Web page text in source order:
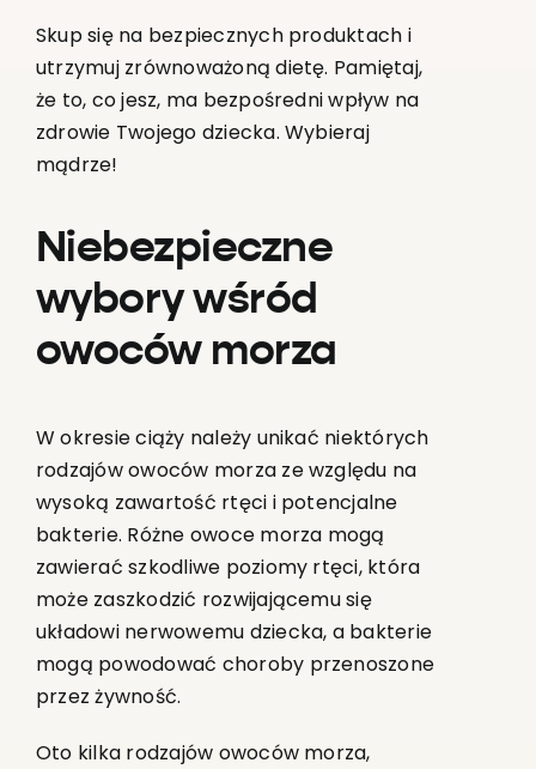
Skup się na bezpiecznych produktach i
utrzymuj zrównoważoną dietę. Pamiętaj,
że to, co jesz, ma bezpośredni wpływ na
zdrowie Twojego dziecka. Wybieraj
mądrze!
Niebezpieczne
wybory wśród
owoców morza
W okresie ciąży należy unikać niektórych
rodzajów owoców morza ze względu na
wysoką zawartość rtęci i potencjalne
bakterie. Różne owoce morza mogą
zawierać szkodliwe poziomy rtęci, która
może zaszkodzić rozwijającemu się
układowi nerwowemu dziecka, a bakterie
mogą powodować choroby przenoszone
przez żywność.
Oto kilka rodzajów owoców morza,